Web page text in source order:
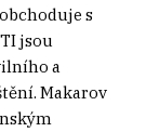
s
jsou
a
Makarov